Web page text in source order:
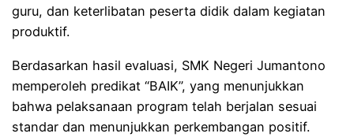
guru, dan keterlibatan peserta didik dalam kegiatan
produktif.
Berdasarkan hasil evaluasi, SMK Negeri Jumantono
memperoleh predikat “BAIK”, yang menunjukkan
bahwa pelaksanaan program telah berjalan sesuai
standar dan menunjukkan perkembangan positif.